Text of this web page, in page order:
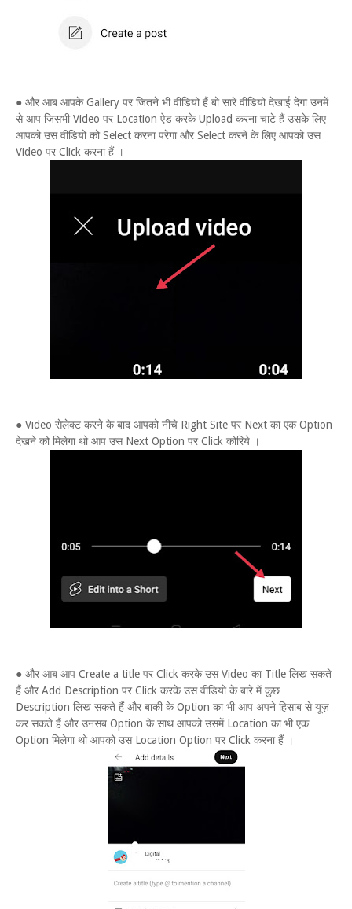
● और आब आपके Gallery पर जितने भी वीडियो हैं बो सारे वीडियो देखाई देगा उनमें
से आप जिसभी Video पर Location ऐड करके Upload करना चाटे हैं उसके लिए
आपको उस वीडियो को Select करना परेगा और Select करने के लिए आपको उस
Video पर Click करना हैं ।
● Video सेलेक्ट करने के बाद आपको नीचे Right Site पर Next का एक Option
देखने को मिलेगा थो आप उस Next Option पर Click कोरिये ।
● और आब आप Create a title पर Click करके उस Video का Title लिख सकते
हैं और Add Description पर Click करके उस वीडियो के बारे में कुछ
Description लिख सकते हैं और बाकी के Option का भी आप अपने हिसाब से यूज़
कर सकते हैं और उनसब Option के साथ आपको उसमें Location का भी एक
Option मिलेगा थो आपको उस Location Option पर Click करना हैं ।